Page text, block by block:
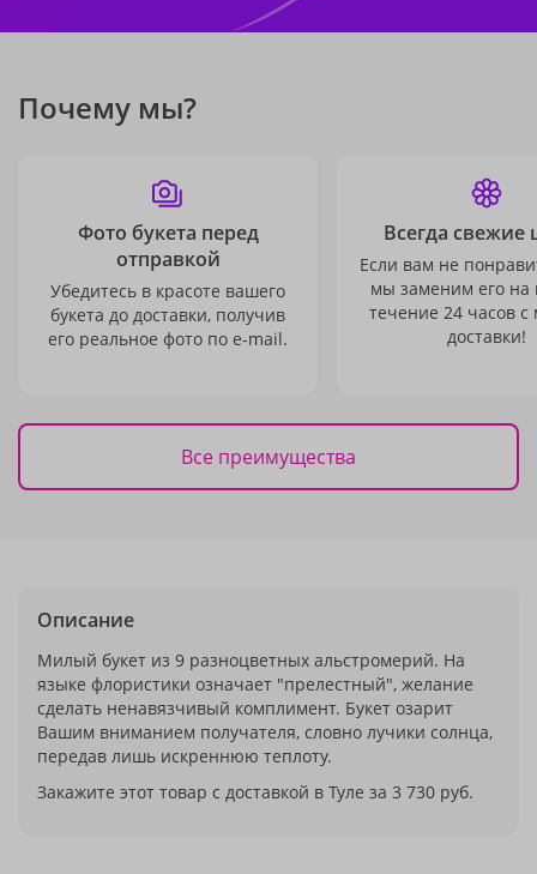
Почему мы?
Фото букета перед
отправкой
Убедитесь в красоте вашего
букета до доставки, получив
его реальное фото по e-mail.
Всегда свежие
Если вам не
мы заменим его на
течение 24 часов с
доставки!
Все преимущества
Описание
Милый букет из 9 разноцветных альстромерий. На
языке флористики означает "прелестный", желание
сделать ненавязчивый комплимент. Букет озарит
Вашим вниманием получателя, словно лучики солнца,
передав лишь искреннюю теплоту.
Закажите этот товар с доставкой в Туле за 3 730 руб.